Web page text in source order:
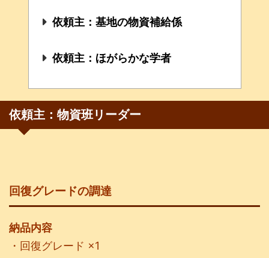
依頼主：基地の物資補給係
依頼主：ほがらかな学者
依頼主：物資班リーダー
回復グレードの調達
納品内容
・回復グレード ×1